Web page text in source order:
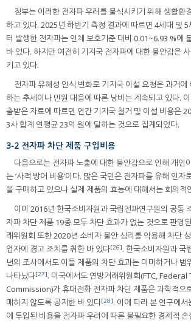
정부는 이러한 전자파 우려를 불식시키기 위해 생활환
하고 있다. 2025년 하반기 측정 결과에 따르면 4세대 및
터 발생한 전자파는 인체 보호기준 대비 0.01~6.93 %에
바 있다. 하지만 여전히 기지국 전자파에 대한 불안감은
키고 있다.
전자파 유해성 인식 변화로 기지국 이설 요청은 과거에
하는 추세이나 민원 대응에 따른 낭비는 계속되고 있다.
출받은 자료에 따르면 연간 기지국 철거 및 이설 비용은
3사 합계 연평균 23억 원에 달하는 것으로 집계되었다.
3-2 전자파 차단 제품 구입비용
다음으로는 전자파 노출에 대한 불안감으로 인해 개인
는 ‘사적 방어 비용’이다. 많은 국민은 전자파를 유해 인자
을 구매하고 있으나 실제 제품의 효능에 대해서는 회의적
이미 2016년 한국소비자원과 국립전파연구원의 공동
자파 차단 제품 19종 모두 차단 효과가 없는 것으로 판명
래위원회 또한 2020년 소비자 불안 심리를 악용해 차단
업자에 경고 조치를 취한 바 있다[26]. 한국소비자원과 국
년의 조사에서도 이들 제품의 차단 효과는 미미하거나 범
나타났다[27]. 미국에서도 연방거래위원회(FTC,
Commission)가 휴대전화 전자파 차단 제품은 과학적으
매하지 않도록 공지한 바 있다[28]. 이에 따라 본 연구에서
에 투입된 비용을 전자파 우려에 따른 불필요한 경제적